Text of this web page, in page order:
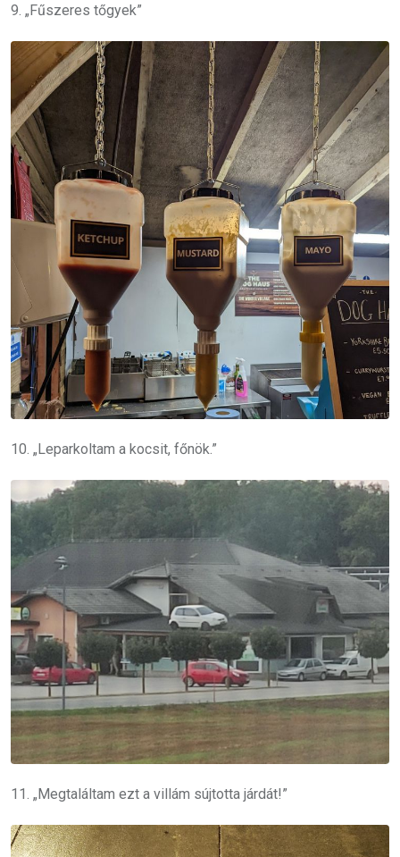
9. „Fűszeres tőgyek”
10. „Leparkoltam a kocsit, főnök.”
11. „Megtaláltam ezt a villám sújtotta járdát!”